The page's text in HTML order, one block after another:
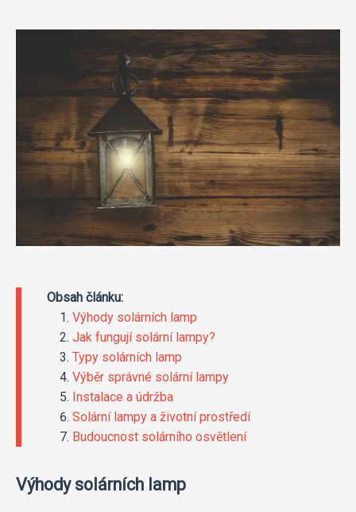
Obsah článku:
Výhody solárních lamp
Jak fungují solární lampy?
Typy solárních lamp
Výběr správné solární lampy
Instalace a údržba
Solární lampy a životní prostředí
Budoucnost solárního osvětlení
Výhody solárních lamp